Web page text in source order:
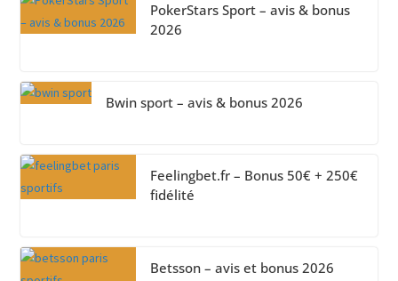
PokerStars Sport – avis & bonus
2026
Bwin sport – avis & bonus 2026
Feelingbet.fr – Bonus 50€ + 250€
fidélité
Betsson – avis et bonus 2026